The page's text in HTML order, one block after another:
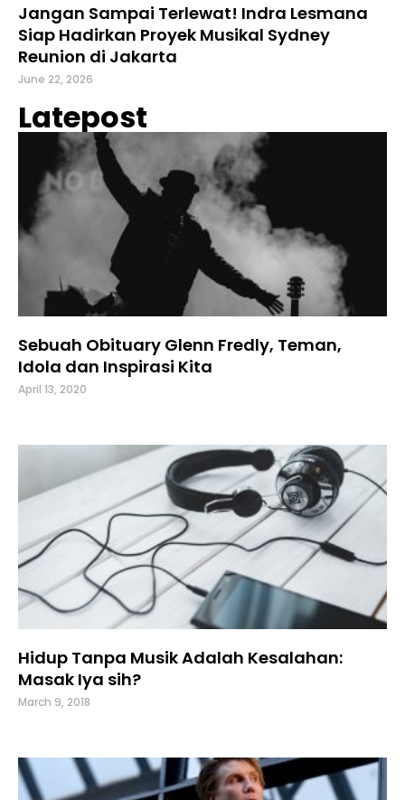
Jangan Sampai Terlewat! Indra Lesmana
Siap Hadirkan Proyek Musikal Sydney
Reunion di Jakarta
June 22, 2026
Latepost
Sebuah Obituary Glenn Fredly, Teman,
Idola dan Inspirasi Kita
April 13, 2020
Hidup Tanpa Musik Adalah Kesalahan:
Masak Iya sih?
March 9, 2018